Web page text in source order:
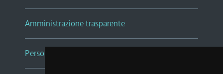
Amministrazione trasparente
Persone e Uffici